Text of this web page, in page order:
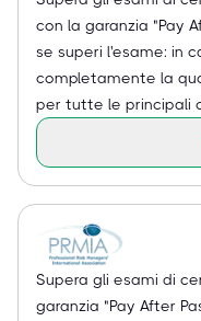
con la garanzia "Pay
se superi l'esame: in
completamente la
per tutte le principali
Supera gli esami di
garanzia "Pay After